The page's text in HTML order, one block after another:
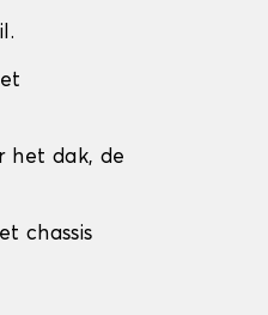
het dak, de
chassis